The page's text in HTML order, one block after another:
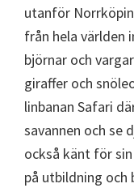
utanför
från hela världen
björnar och
giraffer och
linbanan Safari
savannen och se
också känt för
på utbildning och